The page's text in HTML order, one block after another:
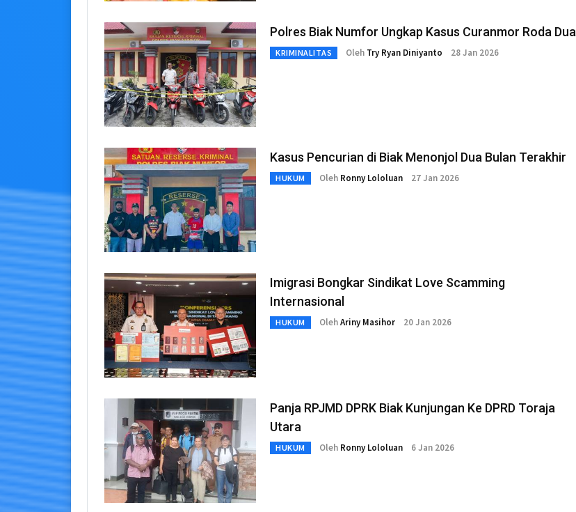
Polres Biak Numfor Ungkap Kasus Curanmor Roda Dua
KRIMINALITAS Oleh Try Ryan Diniyanto 28 Jan 2026
Kasus Pencurian di Biak Menonjol Dua Bulan Terakhir
HUKUM Oleh Ronny Lololuan 27 Jan 2026
Imigrasi Bongkar Sindikat Love Scamming
Internasional
HUKUM OlehAriny Masihor 20 Jan 2026
Panja RPJMD DPRK Biak Kunjungan Ke DPRD Toraja
Utara
HUKUM Oleh Ronny Lololuan 6 Jan 2026